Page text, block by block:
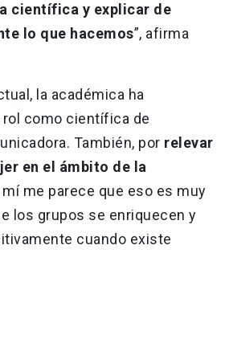
científica y explicar de
lo que hacemos”, afirma
la académica ha
como científica de
También, por relevar
en el ámbito de la
mí me parece que eso es muy
los grupos se enriquecen y
cuando existe